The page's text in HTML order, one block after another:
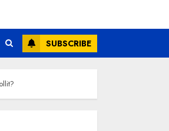
SUBSCRIBE